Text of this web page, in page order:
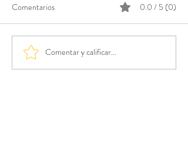
Comentarios 0.0 / 5 (0)
Comentar y calificar...